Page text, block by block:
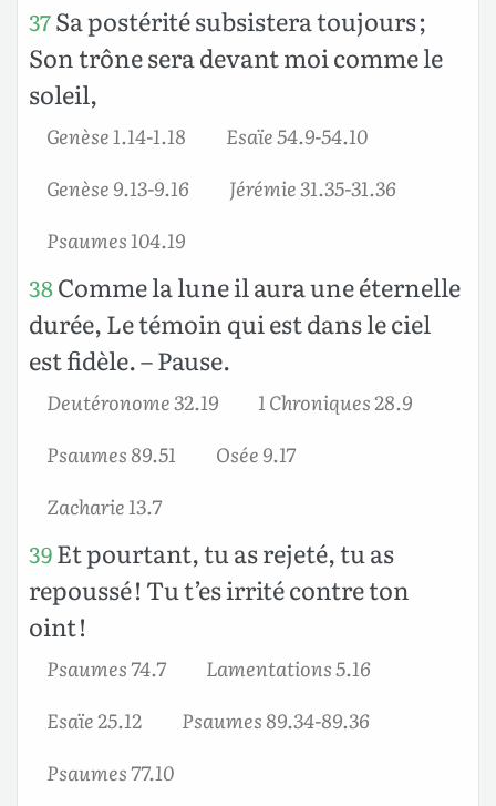
37Sa postérité subsistera toujours ;
Son trône sera devant moi comme le
soleil,
Genèse 1.14-1.18
Esaïe 54.9-54.10
Genèse 9.13-9.16
Jérémie 31.35-31.36
Psaumes 104.19
38Comme la lune il aura une éternelle
durée, Le témoin qui est dans le ciel
est fidèle. – Pause.
Deutéronome 32.19
1 Chroniques 28.9
Psaumes 89.51
Osée 9.17
Zacharie 13.7
39Et pourtant, tu as rejeté, tu as
repoussé ! Tu t’es irrité contre ton
oint !
Psaumes 74.7
Lamentations 5.16
Esaïe 25.12
Psaumes 89.34-89.36
Psaumes 77.10